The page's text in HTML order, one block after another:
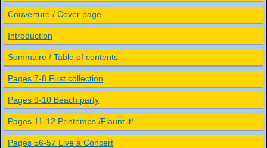
Couverture / Cover page
Introduction
Sommaire / Table of contents
Pages 7-8 First collection
Pages 9-10 Beach party
Pages 11-12 Printemps /Flaunt it!
Pages 56-57 Live a Concert